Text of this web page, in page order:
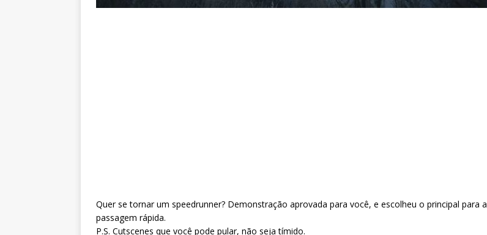
Quer se tornar um speedrunner? Demonstração aprovada para você, e escolheu o principal para a
passagem rápida.
P.S. Cutscenes que você pode pular, não seja tímido.